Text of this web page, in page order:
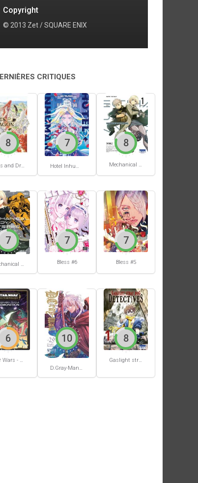
Copyright
© 2013 Zet / SQUARE ENIX
CRITIQUES
Cats and Dragon #3
8
Hotel Inhumans #1
7
Mechanical Buddy Universe #1
8
Mechanical Buddy Universe #0
7
Bless #6
7
Bless #5
7
6
D.Gray-Man #29
10 8